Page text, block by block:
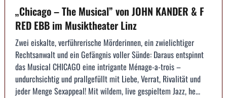
„Chicago – The Musical” von JOHN KANDER & F
RED EBB im Musiktheater Linz
Zwei eiskalte, verführerische Mörderinnen, ein zwielichtiger
Rechtsanwalt und ein Gefängnis voller Sünde: Daraus entspinnt
das Musical CHICAGO eine intrigante Ménage-a-trois –
undurchsichtig und prallgefüllt mit Liebe, Verrat, Rivalität und
jeder Menge Sexappeal! Mit wildem, live gespieltem Jazz, he...